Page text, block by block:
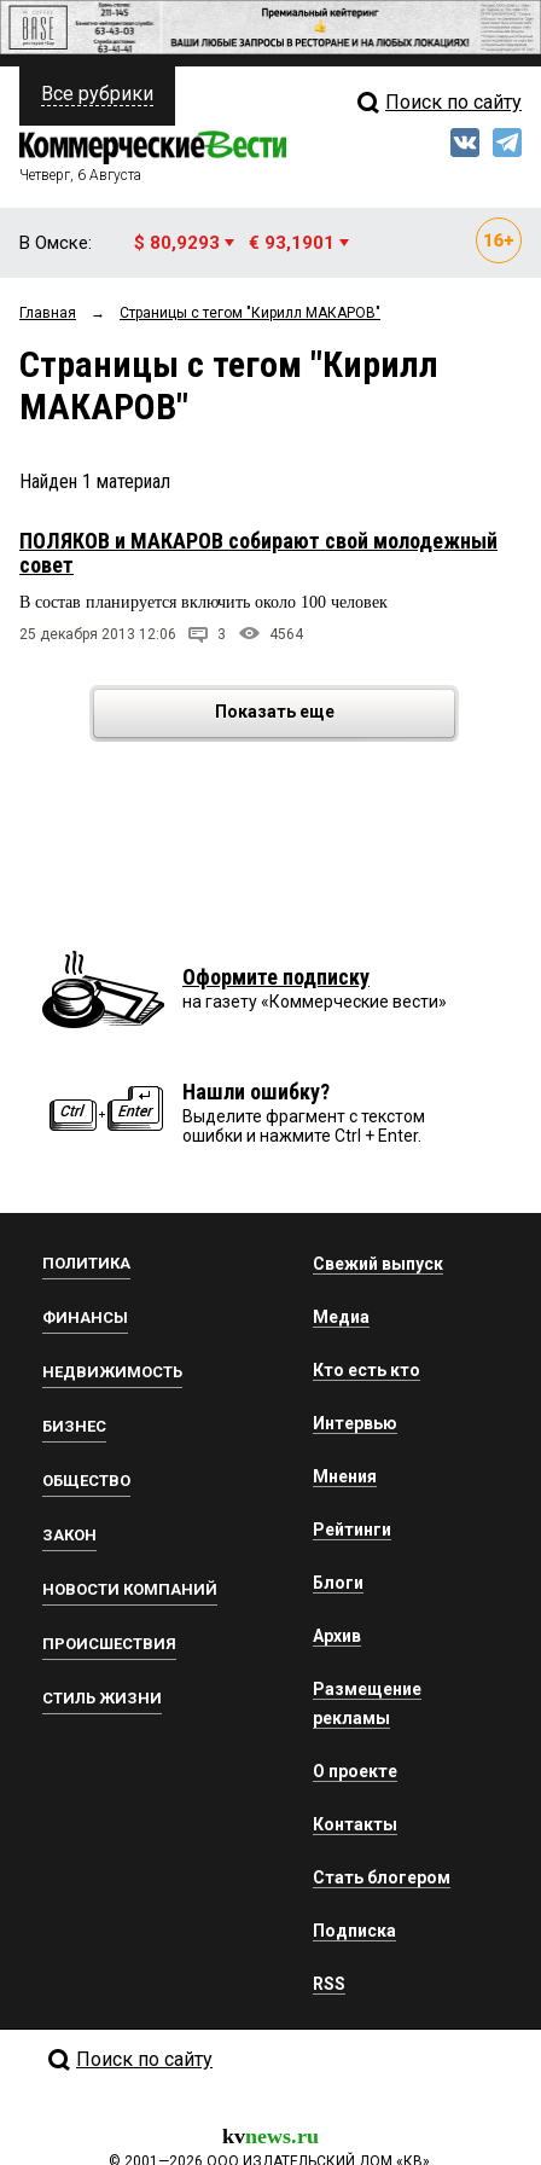
ПОЛИТИКА
ФИНАНСЫ
ОБЩЕСТВО
ЗАКОН
ПРОИСШЕСТВИЯ
СТИЛЬ ЖИЗНИ
Свежий выпуск
Мнения
Рейтинги
Все рубрики Поиск по сайту
Четверг, 6 Августа
В Омске: $ 80,9293 € 93,1901
Главная → Страницы c тегом "Кирилл МАКАРОВ"
Страницы c тегом "Кирилл
МАКАРОВ"
Найден 1 материал
ПОЛЯКОВ и МАКАРОВ собирают свой молодежный
совет
В состав планируется включить около 100 человек
25 декабря 2013 12:06 3 4564
Показать еще
Оформите подписку
на газету «Коммерческие вести»
Нашли ошибку?
Выделите фрагмент с текстом
ошибки и нажмите Ctrl + Enter.
ПОЛИТИКА
ФИНАНСЫ
НЕДВИЖИМОСТЬ
БИЗНЕС
ОБЩЕСТВО
ЗАКОН
НОВОСТИ КОМПАНИЙ
ПРОИСШЕСТВИЯ
СТИЛЬ ЖИЗНИ
Свежий выпуск
Медиа
Кто есть кто
Интервью
Мнения
Рейтинги
Блоги
Архив
Размещение
рекламы
О проекте
Контакты
Стать блогером
Подписка
RSS
Поиск по сайту
kvnews.ru
© 2001—2026 ООО ИЗДАТЕЛЬСКИЙ ДОМ «КВ».